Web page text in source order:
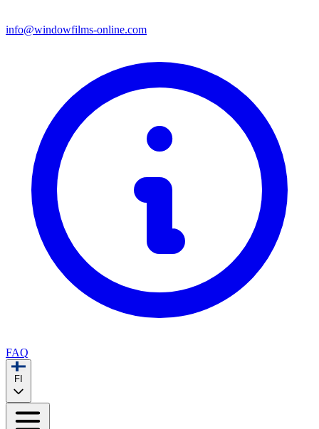
info@windowfilms-online.com
FAQ
FI